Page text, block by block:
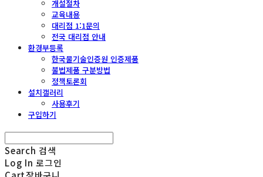
개설절차
교육내용
대리점 1:1문의
전국 대리점 안내
환경부등록
한국물기술인증원 인증제품
불법제품 구분방법
정책토론회
설치갤러리
사용후기
구입하기
Search 검색
Log In 로그인